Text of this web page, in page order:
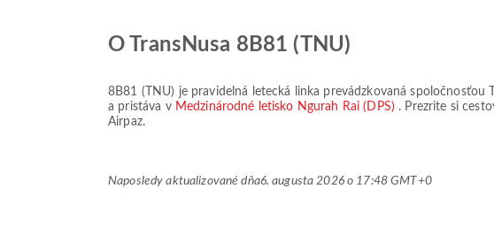
O TransNusa 8B81 (TNU)
8B81 ( TNU) je pravidelná letecká linka prevádzkovaná spoločnosťou
a pristáva v Medzinárodné letisko Ngurah Rai (DPS) . Prezrite si
Airpaz.
Naposledy aktualizované dňa6. augusta 2026 o 17:48 GMT+0